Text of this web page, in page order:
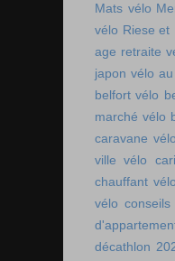
Mats vélo
vélo Riese et
age retraite
japon vélo
belfort vélo
marché vélo
caravane
ville vélo
chauffant
vélo conseils
décathlon